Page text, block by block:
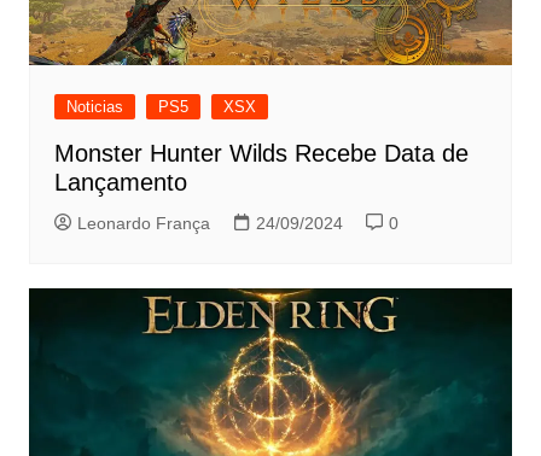
Noticias PS5 XSX
Monster Hunter Wilds Recebe Data de
Lançamento
Leonardo França 24/09/2024 0